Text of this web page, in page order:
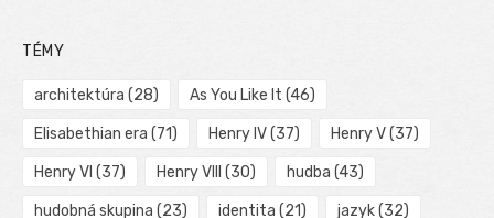
TÉMY
architektúra (28) As You Like It (46)
Elisabethian era (71) Henry IV(37) Henry V(37)
Henry VI (37) Henry VIII (30) hudba (43)
hudobná skupina (23) identita (21) jazyk(32)